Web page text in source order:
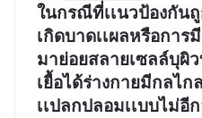
ในกรณีที่เเนวป้องกัน
เกิดบาดเเผลหรือกา
มาย่อยสลายเซลล์บุผิ
เยื้อได้ร่างกายมีกลไ
เเปลกปลอมเเบบไม่อี